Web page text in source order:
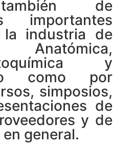
de
importantes
industria de
Anatómica,
y
como por
simposios,
de
y de
general.